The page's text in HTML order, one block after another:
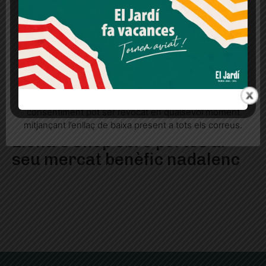
Elena’s Shop obre portes al
seu mercat benèfic nadalenc
Més informació Acceptar Rebutjar tot
Quan l’usuari crea un compte al Diari el Jardí, dona el
seu consentiment explícit per rebre comunicacions
consentiment pot ser revocat en qualsevol moment
mitjançant l’enllaç de baixa present a tots els correus.